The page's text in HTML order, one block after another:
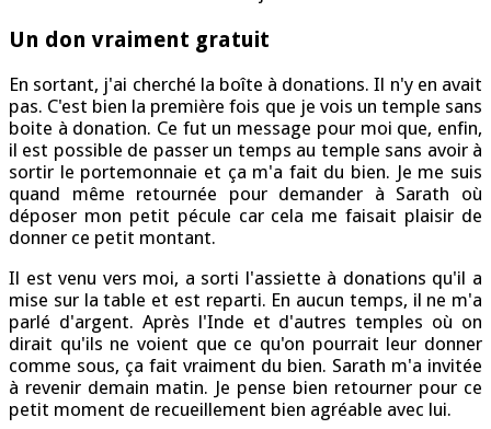
Un don vraiment gratuit
En sortant, j'ai cherché la boîte à donations. Il n'y en avait
pas. C'est bien la première fois que je vois un temple sans
boite à donation. Ce fut un message pour moi que, enfin,
il est possible de passer un temps au temple sans avoir à
sortir le portemonnaie et ça m'a fait du bien. Je me suis
quand même retournée pour demander à Sarath où
déposer mon petit pécule car cela me faisait plaisir de
donner ce petit montant.
Il est venu vers moi, a sorti l'assiette à donations qu'il a
mise sur la table et est reparti. En aucun temps, il ne m'a
parlé d'argent. Après l'Inde et d'autres temples où on
dirait qu'ils ne voient que ce qu'on pourrait leur donner
comme sous, ça fait vraiment du bien. Sarath m'a invitée
à revenir demain matin. Je pense bien retourner pour ce
petit moment de recueillement bien agréable avec lui.